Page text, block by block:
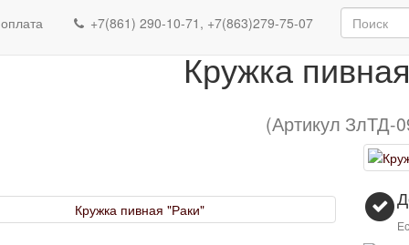
+7(861) 290-10-71, +7(863)279-75-07Кружка пивная
Кружка
(Артикул ЗлТД-